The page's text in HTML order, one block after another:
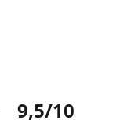
9,5/10